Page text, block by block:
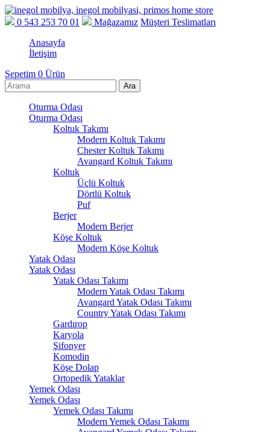
0 543 253 70 01 Mağazamız Müşteri Teslimatları
Anasayfa
İletişim
Sepetim 0 Ürün
Oturma Odası
Oturma Odası
Koltuk Takımı
Modern Koltuk Takımı
Chester Koltuk Takımı
Avangard Koltuk Takımı
Koltuk
Üçlü Koltuk
Dörtlü Koltuk
Puf
Berjer
Modern Berjer
Köşe Koltuk
Modern Köşe Koltuk
Yatak Odası
Yatak Odası
Yatak Odası Takımı
Modern Yatak Odası Takımı
Avangard Yatak Odası Takımı
Country Yatak Odası Takımı
Gardırop
Karyola
Şifonyer
Komodin
Köşe Dolap
Ortopedik Yataklar
Yemek Odası
Yemek Odası
Yemek Odası Takımı
Modern Yemek Odası Takımı